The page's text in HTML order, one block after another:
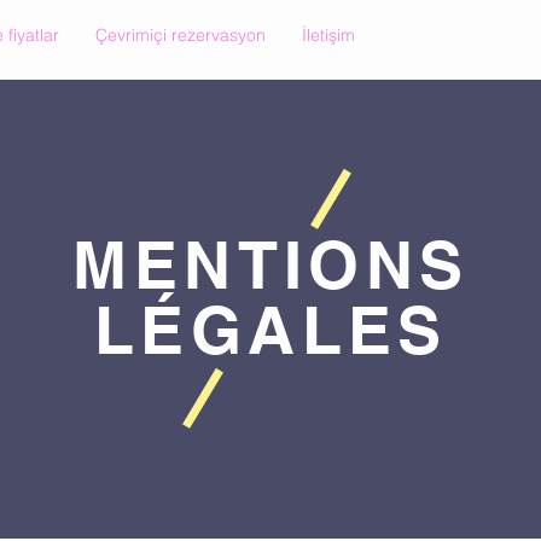
fiyatlar Çevrimiçi rezervasyon İletişim
MENTIONS
LÉGALES